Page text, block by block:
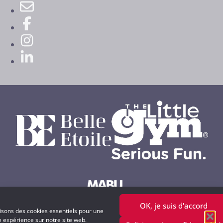
des cookies essentiels pour une
expérience sur notre site web.
OK, je suis d'accord
Powered by MABU Concepts S.A.